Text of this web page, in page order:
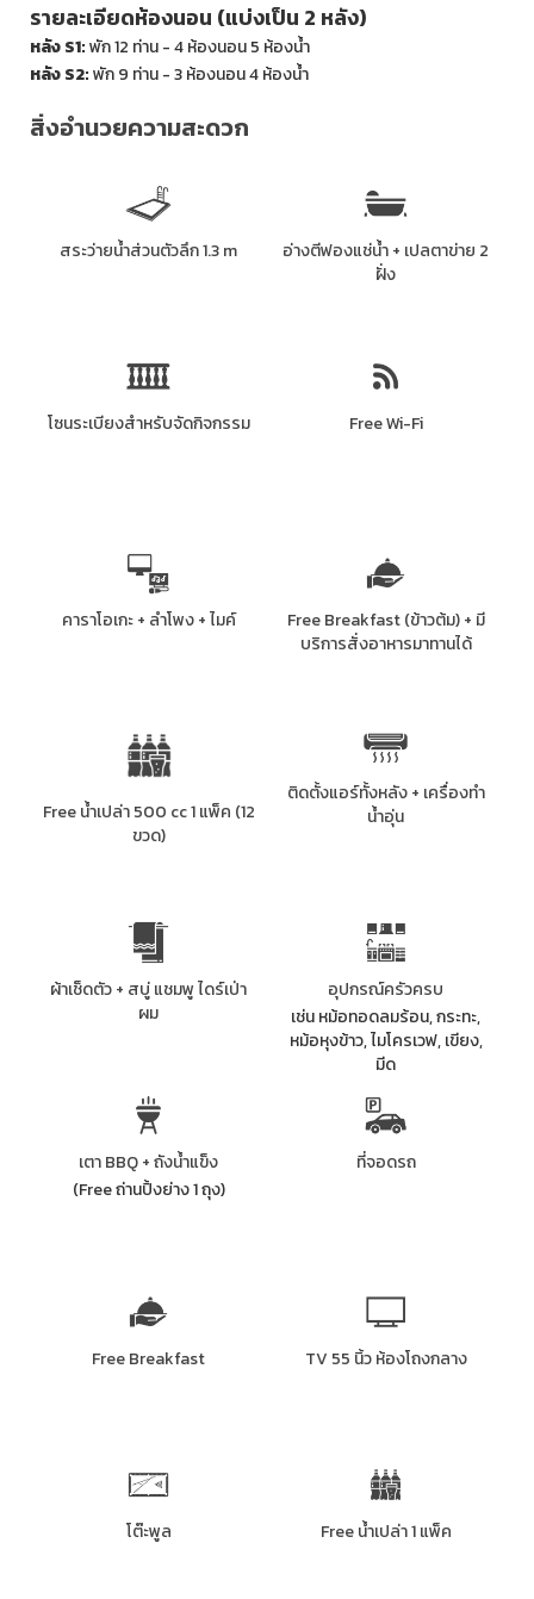
รายละเอียดห้องนอน (แบ่งเป็น 2 หลัง)
หลัง S1:พัก 12 ท่าน - 4 ห้องนอน 5 ห้องน้ำ
หลัง S2:พัก 9 ท่าน - 3 ห้องนอน 4 ห้องน้ำ
สิ่งอำนวยความสะดวก
สระว่ายน้ำส่วนตัวลึก 1.3 m
อ่างตีฟองแช่น้ำ + เปลตาข่าย 2
ฝั่ง
โซนระเบียงสำหรับจัดกิจกรรม Free Wi-Fi
คาราโอเกะ + ลำโพง + ไมค์
Free Breakfast (ข้าวต้ม) + มี
บริการสั่งอาหารมาทานได้
Free น้ำเปล่า 500 cc 1 แพ็ค (12
ขวด)
ติดตั้งแอร์ทั้งหลัง + เครื่องทำ
น้ำอุ่น
ผ้าเช็ดตัว + สบู่ แชมพู ไดร์เป่า
ผม
อุปกรณ์ครัวครบ
เช่น หม้อทอดลมร้อน, กระทะ,
หม้อหุงข้าว, ไมโครเวฟ, เขียง,
มีด
เตา BBQ + ถังน้ำแข็ง
(Free ถ่านปิ้งย่าง 1 ถุง)
ที่จอดรถ
Free Breakfast TV 55 นิ้ว ห้องโถงกลาง
โต๊ะพูล Free น้ำเปล่า 1 แพ็ค